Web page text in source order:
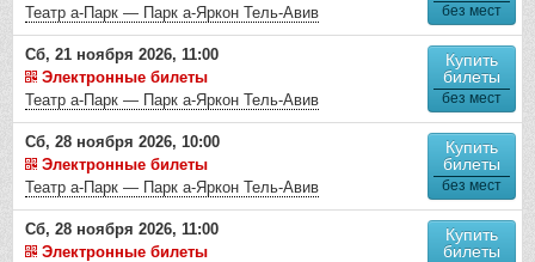
Театр а-Парк — Парк а-Яркон Тель-Авив
без мест
Сб, 21 ноября 2026, 11:00
Электронные билеты
Театр а-Парк — Парк а-Яркон Тель-Авив
Купить
билеты
без мест
Сб, 28 ноября 2026, 10:00
Электронные билеты
Театр а-Парк — Парк а-Яркон Тель-Авив
Купить
билеты
без мест
Сб, 28 ноября 2026, 11:00
Электронные билеты
Купить
билеты